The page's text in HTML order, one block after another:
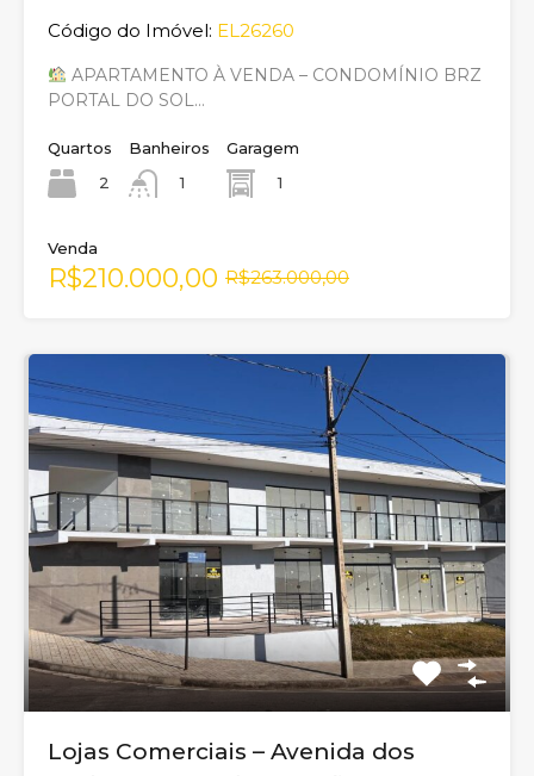
Código do Imóvel: EL26260
APARTAMENTO À VENDA – CONDOMÍNIO BRZ
PORTAL DO SOL…
Quartos
2
Banheiros
1
Garagem
1
Venda
R$210.000,00 R$263.000,00
Lojas Comerciais – Avenida dos